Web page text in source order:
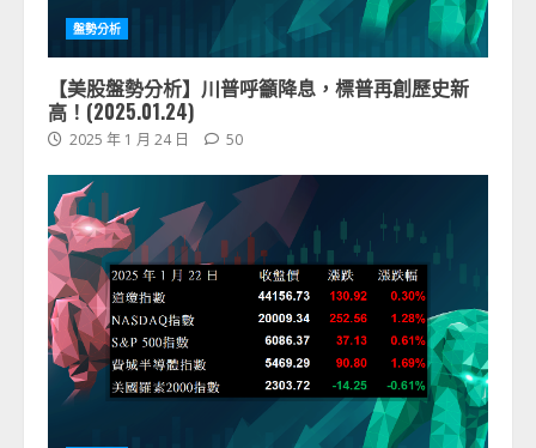
盤勢分析
【美股盤勢分析】川普呼籲降息，標普再創歷史新
高！(2025.01.24)
2025 年 1 月 24 日 50